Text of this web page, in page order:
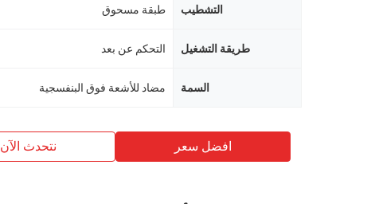
التشطيب طبقة مسحوق
طريقة التشغيل التحكم عن بعد
السمة مضاد للأشعة فوق البنفسجية
افضل سعر نتحدث الآن